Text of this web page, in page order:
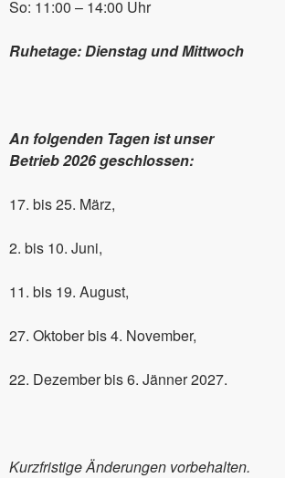
So: 11:00 – 14:00 Uhr
Ruhetage: Dienstag und Mittwoch
An folgenden Tagen ist unser
Betrieb 2026 geschlossen:
17. bis 25. März,
2. bis 10. Juni,
11. bis 19. August,
27. Oktober bis 4. November,
22. Dezember bis 6. Jänner 2027.
Kurzfristige Änderungen vorbehalten.